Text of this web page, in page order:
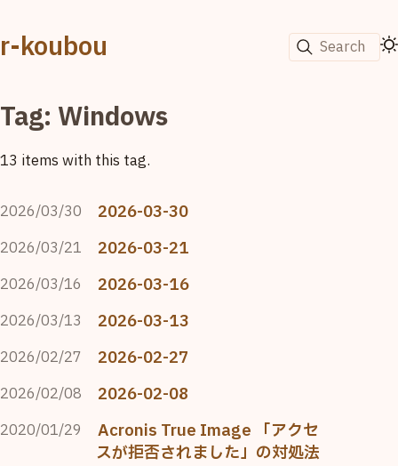
r-koubou Search
Tag: Windows
13 items with this tag.
2026/03/30 2026-03-30
2026/03/21 2026-03-21
2026/03/16 2026-03-16
2026/03/13 2026-03-13
2026/02/27 2026-02-27
2026/02/08 2026-02-08
2020/01/29
Acronis True Image 「アクセ
スが拒否されました」の対処法